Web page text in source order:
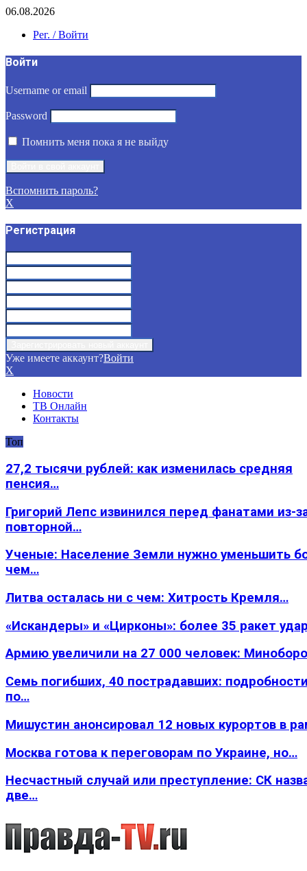
06.08.2026
Рег. / Войти
Войти
Username or email
Password
Помнить меня пока я не выйду
Вспомнить пароль?
X
Регистрация
Уже имеете аккаунт?Войти
X
Новости
ТВ Онлайн
Контакты
Топ
27,2 тысячи рублей: как изменилась средняя
пенсия…
Григорий Лепс извинился перед фанатами из-
повторной…
Ученые: Население Земли нужно уменьшить
чем…
Литва осталась ни с чем: Хитрость Кремля…
«Искандеры» и «Цирконы»: более 35 ракет
Армию увеличили на 27 000 человек:
Семь погибших, 40 пострадавших:
по…
Мишустин анонсировал 12 новых курортов в
Москва готова к переговорам по Украине, но…
Несчастный случай или преступление: СК
две…